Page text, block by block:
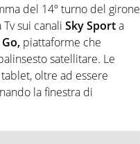
del 14º turno del girone
sui canali Sky Sporta
piattaforme che
satellitare. Le
oltre ad essere
la finestra di